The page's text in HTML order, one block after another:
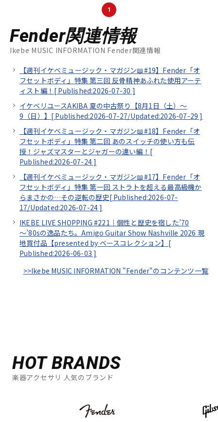
1
Fender関連情報
Ikebe MUSIC INFORMATION Fender関連情報
【週刊イケベミュージック・マガジン📖#19】Fender「オ
フセットボディ」特集 第三回 反骨精神あふれた使用アーテ
ィスト編！[ Published:2026-07-30 ]
イケベリユースAKIBA 夏の中古祭り【8月1日（土）～
9（日）】[ Published:2026-07-27/Updated:2026-07-29 ]
【週刊イケベミュージック・マガジン📖#18】Fender「オ
フセットボディ」特集 第二回 あのスイッチの使い方も伝
授！ジャズマスターとジャガーの違い編！[
Published:2026-07-24 ]
【週刊イケベミュージック・マガジン📖#17】Fender「オ
フセットボディ」特集 第一回 ストラトを超える最高級機か
らまさかの…その逆転の歴史[ Published:2026-07-
17/Updated:2026-07-24 ]
IKEBE LIVE SHOPPING #221｜個性と歴史を宿した’70
～’80sの逸品たち。Amigo Guitar Show Nashville 2026 現
地買付品【presented by ベースコレクション】[
Published:2026-06-03 ]
>>Ikebe MUSIC INFORMATION "Fender"のコンテンツ一覧
HOT BRANDS
楽器アクセサリ 人気のブランド